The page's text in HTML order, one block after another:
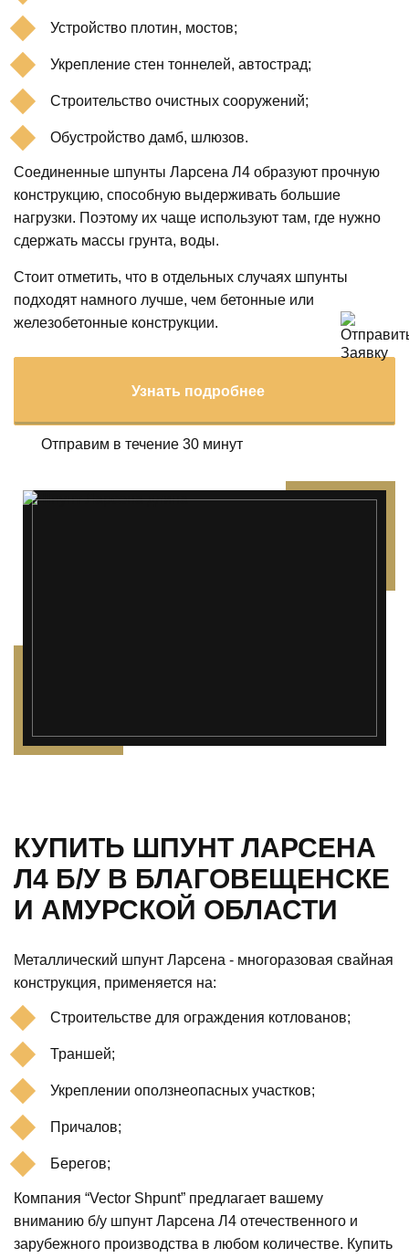
Устройство плотин, мостов;
Укрепление стен тоннелей, автострад;
Строительство очистных сооружений;
Обустройство дамб, шлюзов.
Соединенные шпунты Ларсена Л4 образуют прочную
конструкцию, способную выдерживать большие
нагрузки. Поэтому их чаще используют там, где нужно
сдержать массы грунта, воды.
Стоит отметить, что в отдельных случаях шпунты
подходят намного лучше, чем бетонные или
железобетонные конструкции.
Узнать подробнее
Отправим в течение 30 минут
КУПИТЬ ШПУНТ ЛАРСЕНА
Л4 Б/У В БЛАГОВЕЩЕНСКЕ
И АМУРСКОЙ ОБЛАСТИ
Металлический шпунт Ларсена - многоразовая свайная
конструкция, применяется на:
Строительстве для ограждения котлованов;
Траншей;
Укреплении оползнеопасных участков;
Причалов;
Берегов;
Компания “Vector Shpunt” предлагает вашему
вниманию б/у шпунт Ларсена Л4 отечественного и
зарубежного производства в любом количестве. Купить